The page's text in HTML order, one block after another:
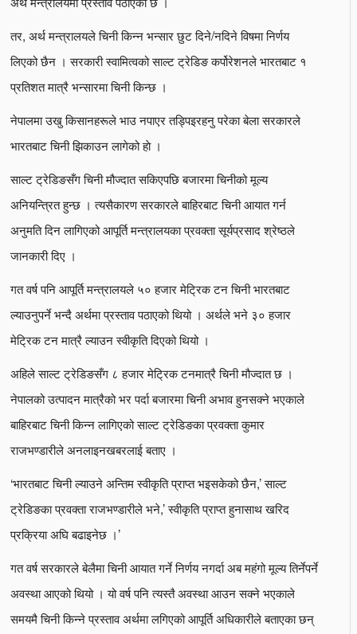
तर, अर्थ मन्त्रालयले चिनी किन्न भन्सार छुट दिने/नदिने विषमा निर्णय
लिएको छैन । सरकारी स्वामित्वको साल्ट ट्रेडिङ कर्पोरेशनले भारतबाट १
प्रतिशत मात्रै भन्सारमा चिनी किन्छ ।
नेपालमा उखु किसानहरूले भाउ नपाएर तड्पिइरहनु परेका बेला सरकारले
भारतबाट चिनी झिकाउन लागेको हाे ।
साल्ट ट्रेडिङसँग चिनी मौज्दात सकिएपछि बजारमा चिनीको मूल्य
अनियन्त्रित हुन्छ । त्यसैकारण सरकारले बाहिरबाट चिनी आयात गर्न
अनुमति दिन लागिएको आपूर्ति मन्त्रालयका प्रवक्ता सूर्यप्रसाद श्रेष्ठले
जानकारी दिए ।
गत वर्ष पनि आपूर्ति मन्त्रालयले ५० हजार मेट्रिक टन चिनी भारतबाट
ल्याउनुपर्ने भन्दै अर्थमा प्रस्ताव पठाएको थियो । अर्थले भने ३० हजार
मेट्रिक टन मात्रै ल्याउन स्वीकृति दिएको थियो ।
अहिले साल्ट ट्रेडिङसँग ८ हजार मेट्रिक टनमात्रै चिनी मौज्दात छ ।
नेपालको उत्पादन मात्रैको भर पर्दा बजारमा चिनी अभाव हुनसक्ने भएकाले
बाहिरबाट चिनी किन्न लागिएको साल्ट ट्रेडिङका प्रवक्ता कुमार
राजभण्डारीले अनलाइनखबरलाई बताए ।
‘भारतबाट चिनी ल्याउने अन्तिम स्वीकृति प्राप्त भइसकेको छैन,’ साल्ट
ट्रेडिङका प्रवक्ता राजभण्डारीले भने,’ स्वीकृति प्राप्त हुनासाथ खरिद
प्रक्रिया अघि बढाइनेछ ।’
गत वर्ष सरकारले बेलैमा चिनी आयात गर्ने निर्णय नगर्दा अब महंगो मूल्य तिर्नेपर्ने
अवस्था आएको थियो । यो वर्ष पनि त्यस्तै अवस्था आउन सक्ने भएकाले
समयमै चिनी किन्ने प्रस्ताव अर्थमा लगिएको आपूर्ति अधिकारीले बताएका छन्